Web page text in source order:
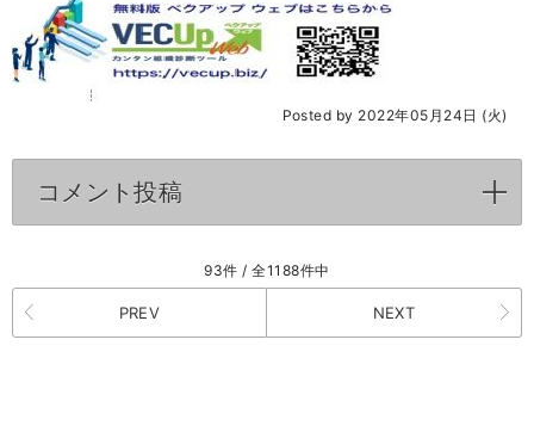
Posted by 2022年05月24日 (火)
コメント投稿
93件 / 全1188件中
PREV NEXT